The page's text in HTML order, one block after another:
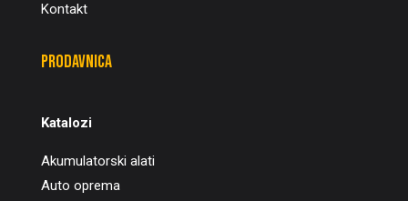
Kontakt
Prodavnica
Katalozi
Akumulatorski alati
Auto oprema